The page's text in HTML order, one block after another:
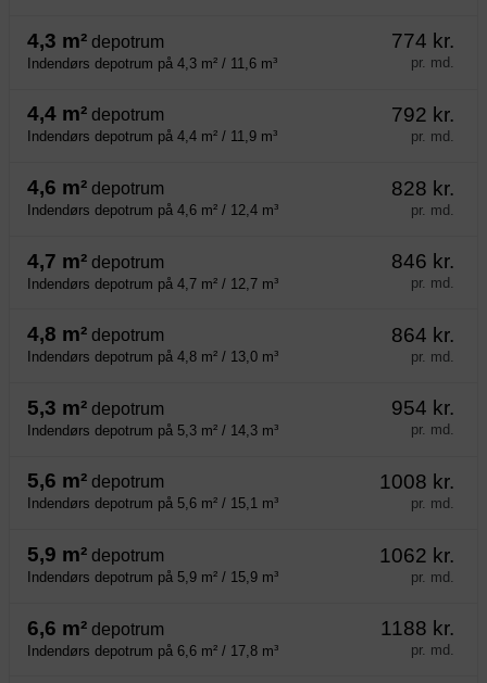
4,3 m² depotrum
Indendørs depotrum på 4,3 m² / 11,6 m³
774 kr.
pr. md.
4,4 m² depotrum
Indendørs depotrum på 4,4 m² / 11,9 m³
792 kr.
pr. md.
4,6 m² depotrum
Indendørs depotrum på 4,6 m² / 12,4 m³
828 kr.
pr. md.
4,7 m² depotrum
Indendørs depotrum på 4,7 m² / 12,7 m³
846 kr.
pr. md.
4,8 m² depotrum
Indendørs depotrum på 4,8 m² / 13,0 m³
864 kr.
pr. md.
5,3 m² depotrum
Indendørs depotrum på 5,3 m² / 14,3 m³
954 kr.
pr. md.
5,6 m² depotrum
Indendørs depotrum på 5,6 m² / 15,1 m³
1008 kr.
pr. md.
5,9 m² depotrum
Indendørs depotrum på 5,9 m² / 15,9 m³
1062 kr.
pr. md.
6,6 m² depotrum
Indendørs depotrum på 6,6 m² / 17,8 m³
1188 kr.
pr. md.